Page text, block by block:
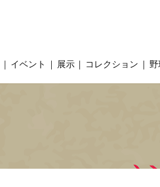
イベント 展示 コレクション 野